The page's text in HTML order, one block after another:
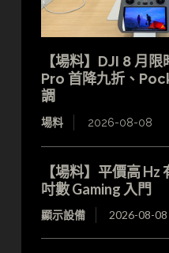
【場料】DJI 8 月
Pro 首降九折、
調
場料 2026-08-08
【場料】平價高
吋數 Gaming 入門
顯示設備 2026-08-08